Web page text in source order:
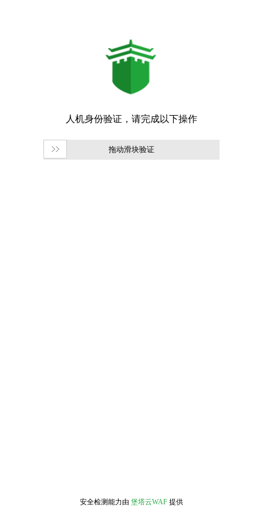
拖动滑块验证
安全检测能力由 堡塔云WAF 提供